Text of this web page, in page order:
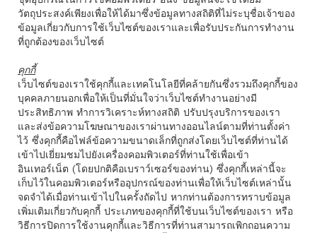
วัตถุประสงค์เพียงเพื่อให้ได้มาซึ่งข้อมูลทางสถิติที่ไม่ระบุชื่อเจ้าของ
ข้อมูลเกี่ยวกับการใช้เว็บไซต์ของเราและเพื่อรับประกันการทํางาน
ที่ถูกต้องของเว็บไซต์
คุกกี้
เว็บไซต์ของเราใช้คุกกี้และเทคโนโลยีที่คล้ายกันซึ่งรวมถึงคุกกี้ของ
บุคคลภายนอกเพื่อให้เป็นที่มั่นใจว่าเว็บไซต์ทํางานอย่างมี
ประสิทธิภาพ ทำการวิเคราะห์ทางสถิติ ปรับปรุงบริการของเรา
และส่งข้อความโฆษณาของเราผ่านทางออนไลน์ตามที่ท่านตั้งค่า
ไว้ ซึ่งคุกกี้คือไฟล์ข้อความขนาดเล็กที่ถูกส่งโดยเว็บไซต์ที่ท่านได้
เข้าไปเยี่ยมชมไปยังเครื่องคอมพิวเตอร์ที่ท่านใช้เพื่อเข้า
อินเทอร์เน็ต (โดยปกติคือเบราว์เซอร์ของท่าน) ซึ่งคุกกี้เหล่านี้จะ
เก็บไว้ในคอมพิวเตอร์หรืออุปกรณ์ของท่านเพื่อให้เว็บไซต์เหล่านั้น
จดจําได้เมื่อท่านเข้าไปในครั้งถัดไป หากท่านต้องการทราบข้อมูล
เพิ่มเติมเกี่ยวกับคุกกี้ ประเภทของคุกกี้ที่ใช้บนเว็บไซต์ของเรา หรือ
วิธีการปิดการใช้งานคุกกี้และวิธีการที่ท่านสามารถเพิกถอนความ